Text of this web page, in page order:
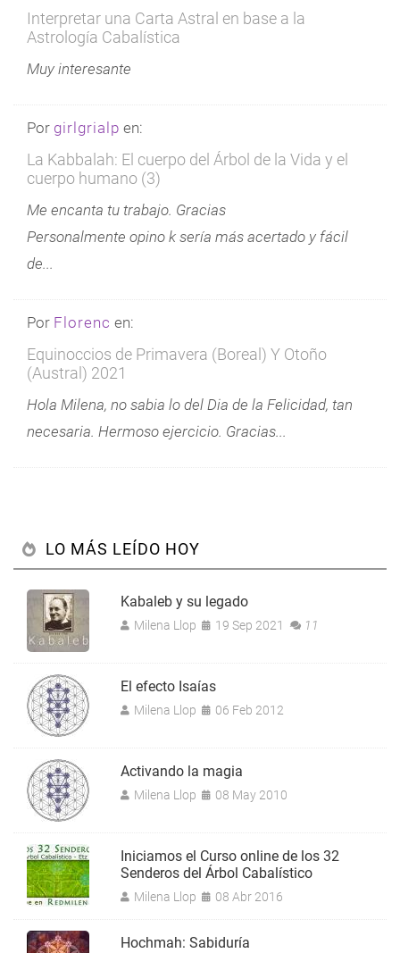
Interpretar una Carta Astral en base a la
Astrología Cabalística
Muy interesante
Por girlgrialp en:
La Kabbalah: El cuerpo del Árbol de la Vida y el
cuerpo humano (3)
Me encanta tu trabajo. Gracias
Personalmente opino k sería más acertado y fácil
de...
Por Florenc en:
Equinoccios de Primavera (Boreal) Y Otoño
(Austral) 2021
Hola Milena, no sabia lo del Dia de la Felicidad, tan
necesaria. Hermoso ejercicio. Gracias...
LO MÁS LEÍDO HOY
Kabaleb y su legado
Milena Llop 19 Sep 2021 11
El efecto Isaías
Milena Llop 06 Feb 2012
Activando la magia
Milena Llop 08 May 2010
Iniciamos el Curso online de los 32
Senderos del Árbol Cabalístico
Milena Llop 08 Abr 2016
Hochmah: Sabiduría